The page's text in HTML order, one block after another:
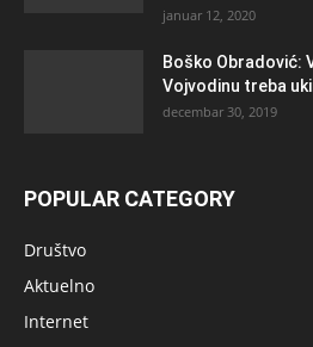
januar 12, 2020
Boško Obradović:
Vojvodinu treba
decembar 30, 2019
POPULAR CATEGORY
Društvo
Aktuelno
Internet